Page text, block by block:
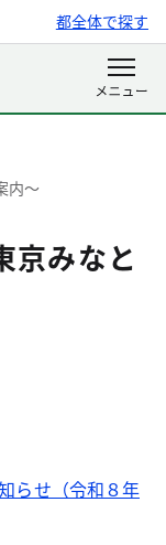
都全体で探す
内～
みなと
らせ（令和８年